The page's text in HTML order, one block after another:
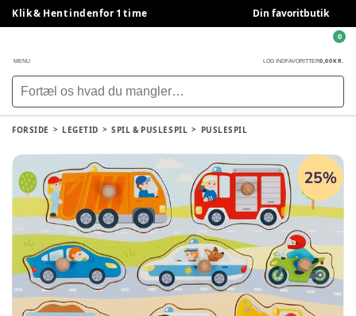
Klik & Hent indenfor 1 time Din favoritbutik
MENU LOG INDFAVORITTER0,00 KR.
0
FORSIDE LEGETID SPIL & PUSLESPIL PUSLESPIL